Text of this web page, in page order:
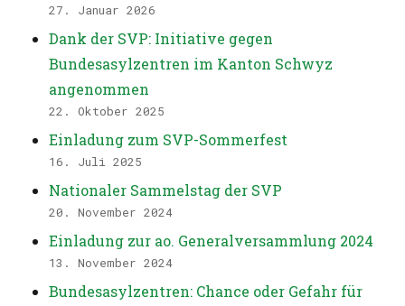
27. Januar 2026
Dank der SVP: Initiative gegen
Bundesasylzentren im Kanton Schwyz
angenommen
22. Oktober 2025
Einladung zum SVP-Sommerfest
16. Juli 2025
Nationaler Sammelstag der SVP
20. November 2024
Einladung zur ao. Generalversammlung 2024
13. November 2024
Bundesasylzentren: Chance oder Gefahr für